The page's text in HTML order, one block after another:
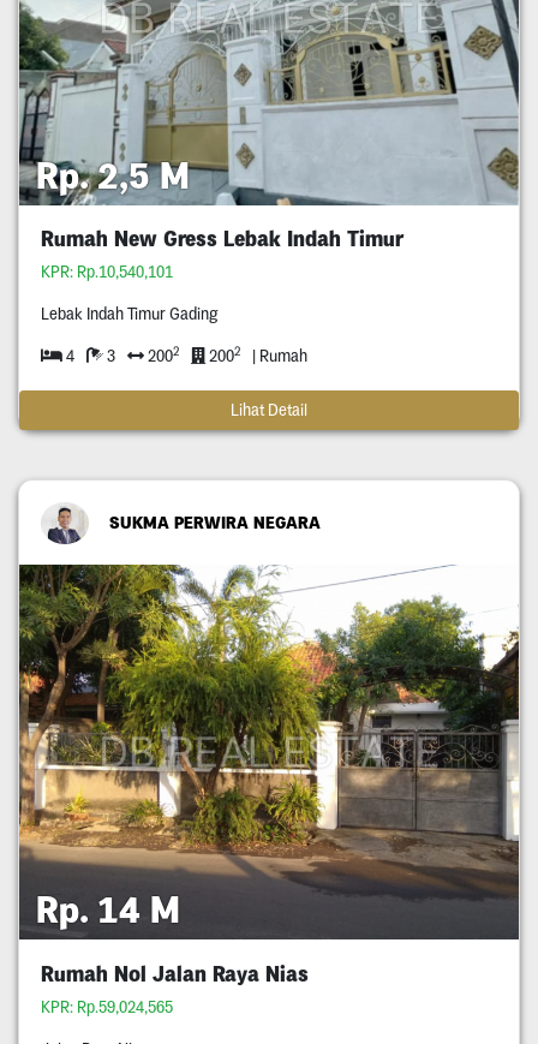
Rp. 2,5 M
Rumah New Gress Lebak Indah Timur
KPR: Rp.10,540,101
Lebak Indah Timur Gading
4 3 2002 2002 | Rumah
Lihat Detail
SUKMA PERWIRA NEGARA
Rp. 14 M
Rumah Nol Jalan Raya Nias
KPR: Rp.59,024,565